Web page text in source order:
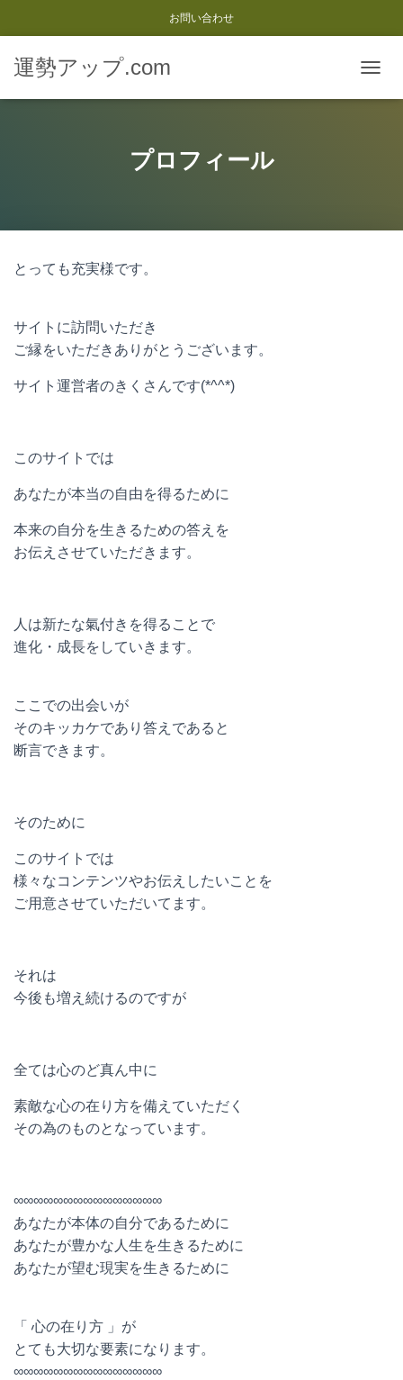
お問い合わせ
運勢アップ.com
ビ
プロフィール
とっても充実様です。
サイトに訪問いただき
ご縁をいただきありがとうございます。
サイト運営者のきくさんです(*^^*)
このサイトでは
あなたが本当の自由を得るために
本来の自分を生きるための答えを
お伝えさせていただきます。
人は新たな氣付きを得ることで
進化・成長をしていきます。
ここでの出会いが
そのキッカケであり答えであると
断言できます。
そのために
このサイトでは
様々なコンテンツやお伝えしたいことを
ご用意させていただいてます。
それは
今後も増え続けるのですが
全ては心のど真ん中に
素敵な心の在り方を備えていただく
その為のものとなっています。
∞∞∞∞∞∞∞∞∞∞∞∞∞∞∞
あなたが本体の自分であるために
あなたが豊かな人生を生きるために
あなたが望む現実を生きるために
「 心の在り方 」が
とても大切な要素になります。
∞∞∞∞∞∞∞∞∞∞∞∞∞∞∞